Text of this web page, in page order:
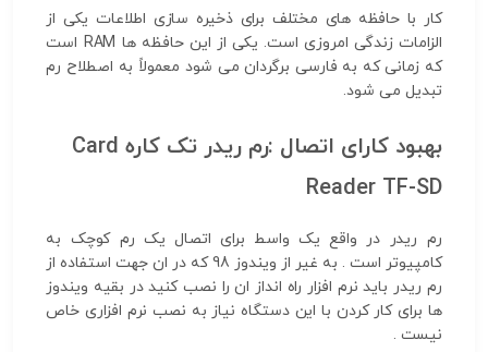
کار با حافظه های مختلف برای ذخیره سازی اطلاعات یکی از
الزامات زندگی امروزی است. یکی از این حافظه ها RAM است
که زمانی که به فارسی برگردان می شود معمولاً به اصطلاح رم
تبدیل می شود.
بهبود کارای اتصال :رم ریدر تک کاره Card
Reader TF-SD
رم ریدر در واقع یک واسط برای اتصال یک رم کوچک به
کامپیوتر است . به غیر از ویندوز 98 که در ان جهت استفاده از
رم ریدر باید نرم افزار راه انداز ان را نصب کنید در بقیه ویندوز
ها برای کار کردن با این دستگاه نیاز به نصب نرم افزاری خاص
نیست .